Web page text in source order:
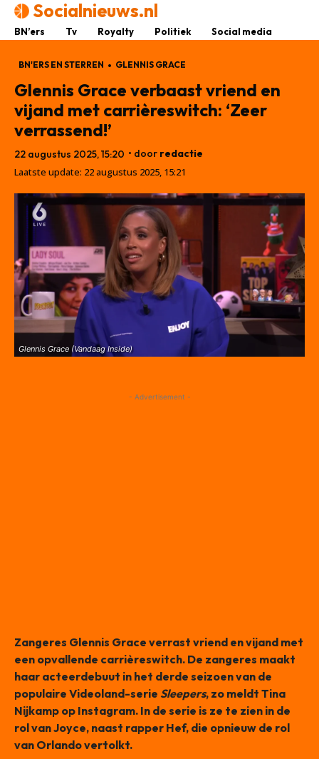
Socialnieuws.nl
BN’ers Tv Royalty Politiek Social media
BN'ERS EN STERREN GLENNIS GRACE
Glennis Grace verbaast vriend en
vijand met carrièreswitch: ‘Zeer
verrassend!’
22 augustus 2025, 15:20 • door redactie
Laatste update: 22 augustus 2025, 15:21
Glennis Grace (Vandaag Inside)
- Advertisement -
Zangeres Glennis Grace verrast vriend en vijand met
een opvallende carrièreswitch. De zangeres maakt
haar acteerdebuut in het derde seizoen van de
populaire Videoland-serie Sleepers, zo meldt Tina
Nijkamp op Instagram. In de serie is ze te zien in de
rol van Joyce, naast rapper Hef, die opnieuw de rol
van Orlando vertolkt.